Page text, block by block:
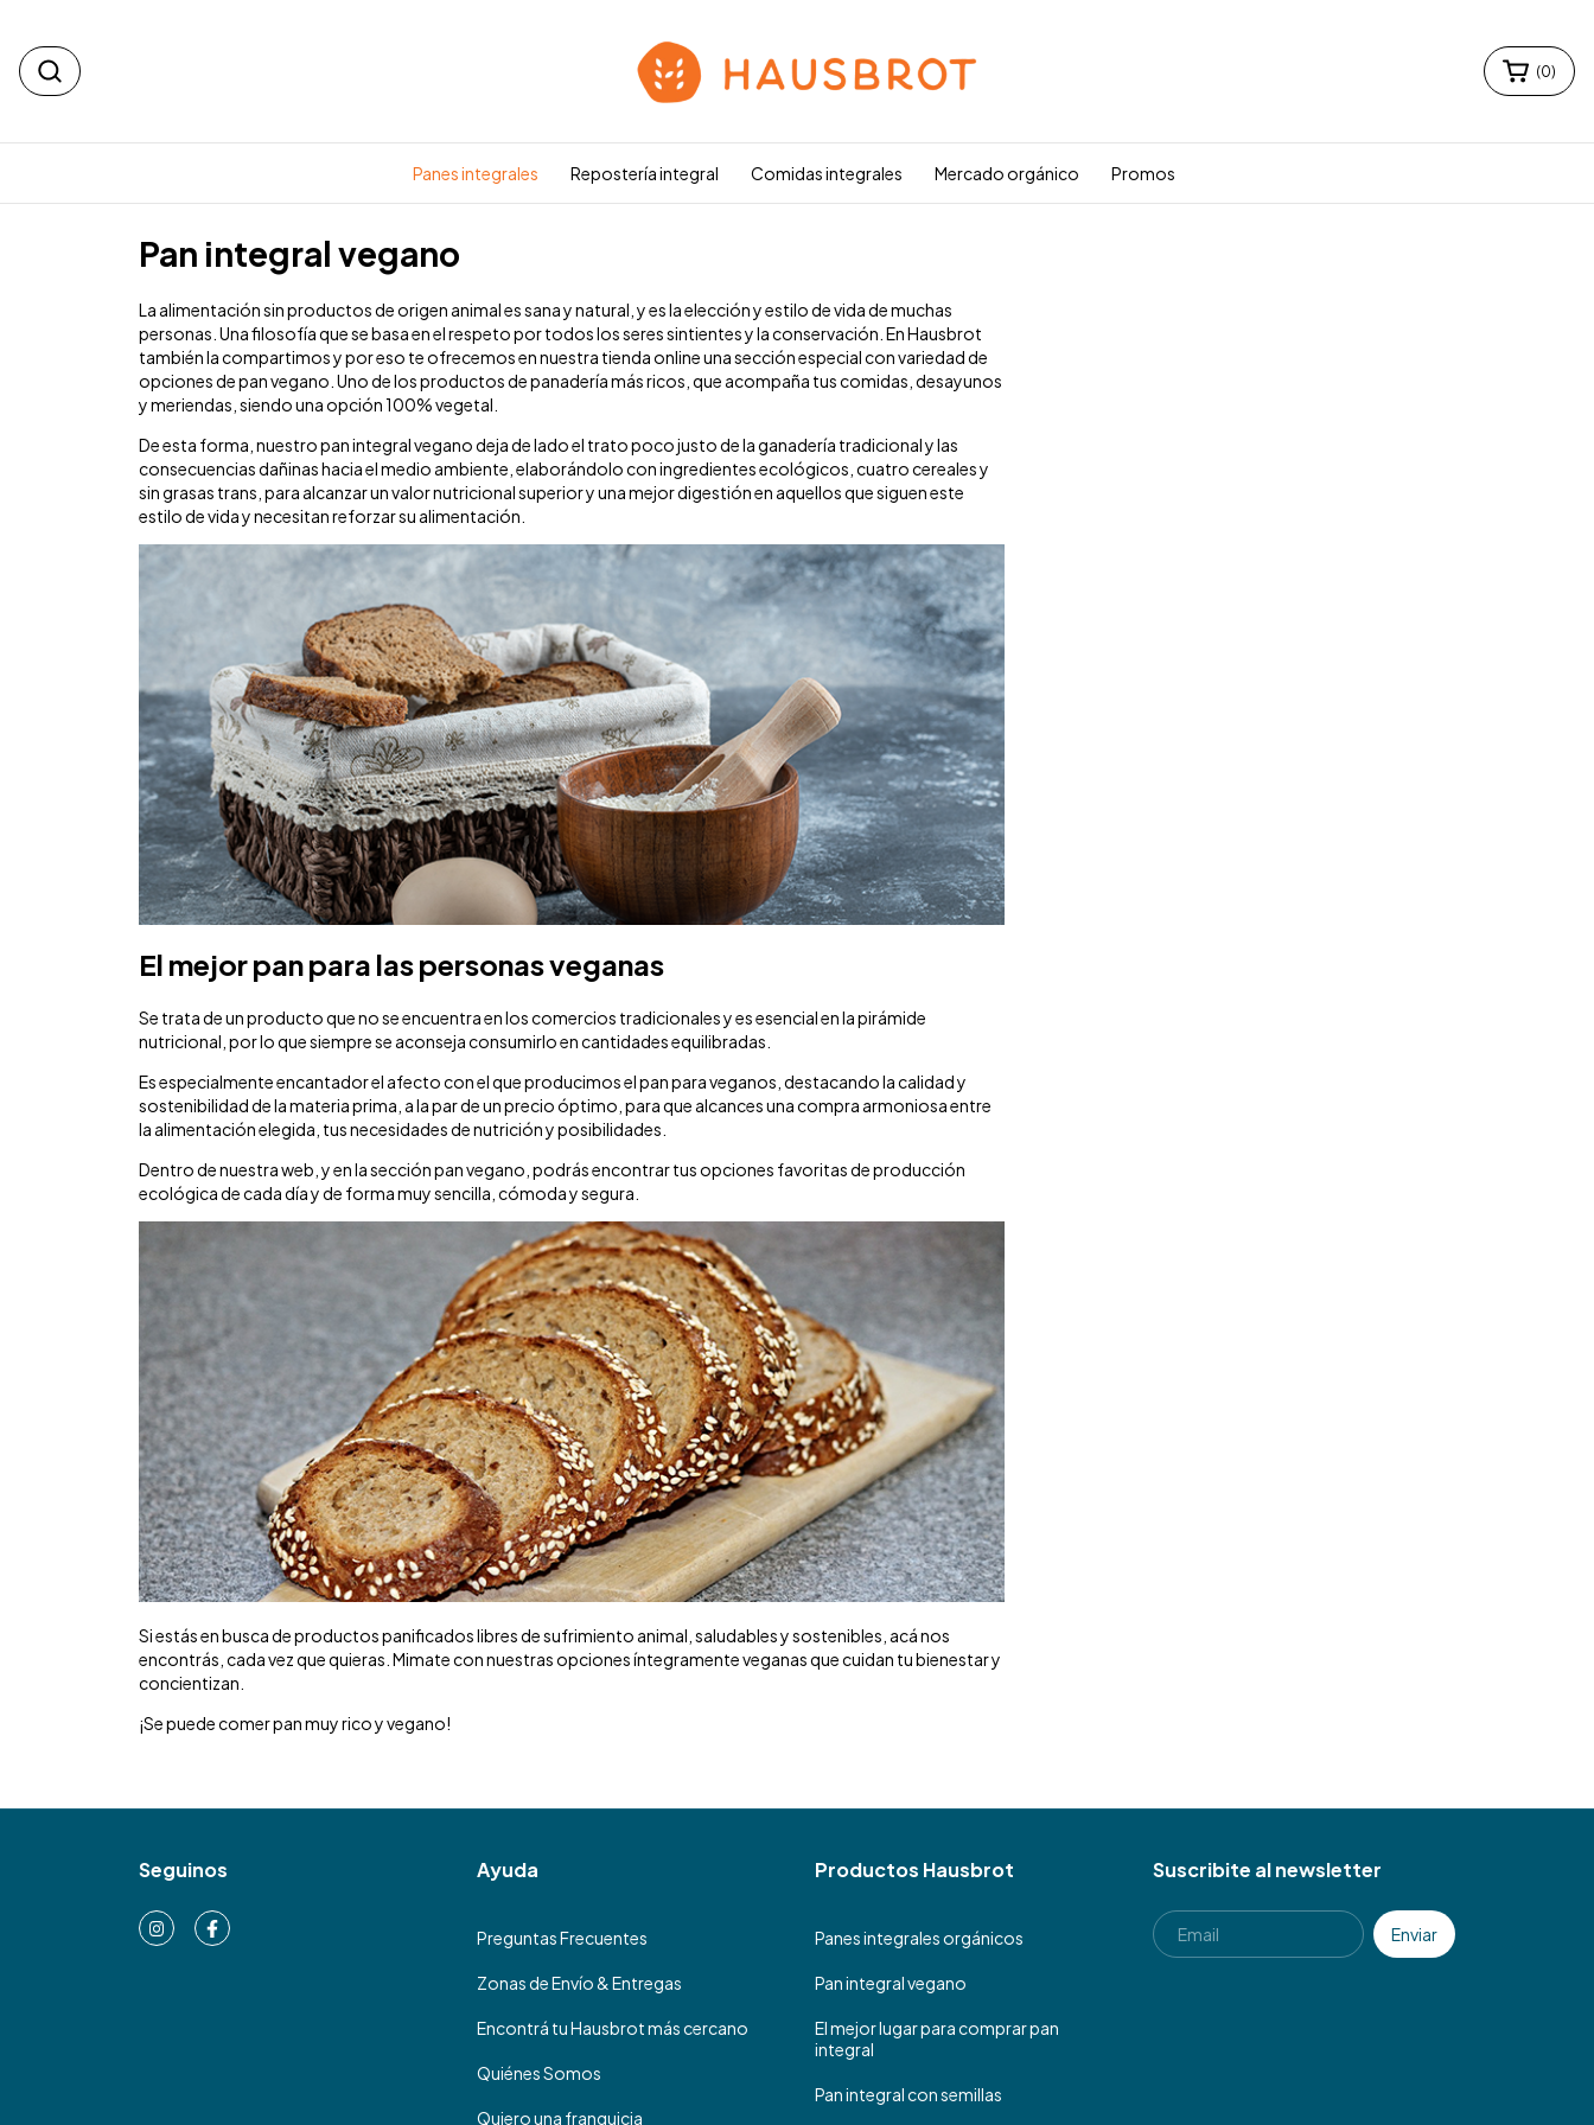
(0)
Panes integrales Repostería integral Comidas integrales Mercado orgánico Promos
Pan integral vegano
La alimentación sin productos de origen animal es sana y natural, y es la elección y estilo de vida de muchas
personas. Una filosofía que se basa en el respeto por todos los seres sintientes y la conservación. En Hausbrot
también la compartimos y por eso te ofrecemos en nuestra tienda online una sección especial con variedad de
opciones de pan vegano. Uno de los productos de panadería más ricos, que acompaña tus comidas, desayunos
y meriendas, siendo una opción 100% vegetal.
De esta forma, nuestro pan integral vegano deja de lado el trato poco justo de la ganadería tradicional y las
consecuencias dañinas hacia el medio ambiente, elaborándolo con ingredientes ecológicos, cuatro cereales y
sin grasas trans, para alcanzar un valor nutricional superior y una mejor digestión en aquellos que siguen este
estilo de vida y necesitan reforzar su alimentación.
El mejor pan para las personas veganas
Se trata de un producto que no se encuentra en los comercios tradicionales y es esencial en la pirámide
nutricional, por lo que siempre se aconseja consumirlo en cantidades equilibradas.
Es especialmente encantador el afecto con el que producimos el pan para veganos, destacando la calidad y
sostenibilidad de la materia prima, a la par de un precio óptimo, para que alcances una compra armoniosa entre
la alimentación elegida, tus necesidades de nutrición y posibilidades.
Dentro de nuestra web, y en la sección pan vegano, podrás encontrar tus opciones favoritas de producción
ecológica de cada día y de forma muy sencilla, cómoda y segura.
Si estás en busca de productos panificados libres de sufrimiento animal, saludables y sostenibles, acá nos
encontrás, cada vez que quieras. Mimate con nuestras opciones íntegramente veganas que cuidan tu bienestar y
concientizan.
¡Se puede comer pan muy rico y vegano!
Seguinos Ayuda
Preguntas Frecuentes
Zonas de Envío & Entregas
Encontrá tu Hausbrot más cercano
Quiénes Somos
Quiero una franquicia
Productos Hausbrot
Panes integrales orgánicos
Pan integral vegano
El mejor lugar para comprar pan
integral
Pan integral con semillas
Suscribite al newsletter